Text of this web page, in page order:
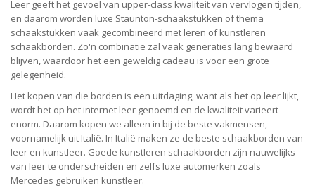
Leer geeft het gevoel van upper-class kwaliteit van vervlogen tijden,
en daarom worden luxe Staunton-schaakstukken of thema
schaakstukken vaak gecombineerd met leren of kunstleren
schaakborden. Zo'n combinatie zal vaak generaties lang bewaard
blijven, waardoor het een geweldig cadeau is voor een grote
gelegenheid.
Het kopen van die borden is een uitdaging, want als het op leer lijkt,
wordt het op het internet leer genoemd en de kwaliteit varieert
enorm. Daarom kopen we alleen in bij de beste vakmensen,
voornamelijk uit Italië. In Italië maken ze de beste schaakborden van
leer en kunstleer. Goede kunstleren schaakborden zijn nauwelijks
van leer te onderscheiden en zelfs luxe automerken zoals
Mercedes gebruiken kunstleer.